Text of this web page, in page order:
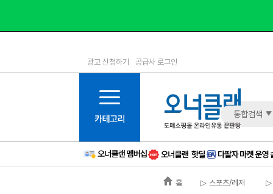
1등급
6등급
11등급
12등급
15등급
16등급
광고 신청하기 공급사 로그인
통합검색
홈 ▷ 스포츠/레저 ▷